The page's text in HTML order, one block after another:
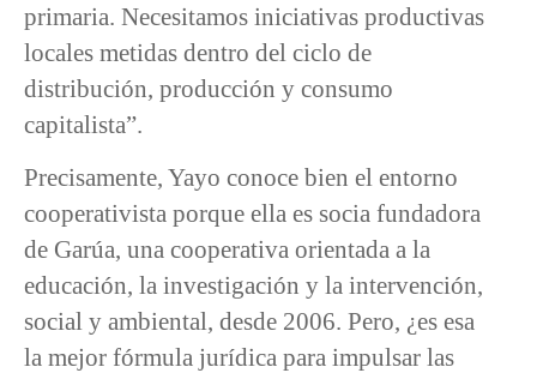
primaria. Necesitamos iniciativas productivas
locales metidas dentro del ciclo de
distribución, producción y consumo
capitalista”.
Precisamente, Yayo conoce bien el entorno
cooperativista porque ella es socia fundadora
de Garúa, una cooperativa orientada a la
educación, la investigación y la intervención,
social y ambiental, desde 2006. Pero, ¿es esa
la mejor fórmula jurídica para impulsar las